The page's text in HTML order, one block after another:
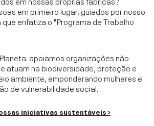
em primeiro lugar, guiados por nosso
enfatiza o "Programa de Trabalho
apoiamos organizações não
atuam na biodiversidade, proteção e
ambiente, emponderando mulheres e
de vulnerabilidade social.
iniciativas sustentáveis ›